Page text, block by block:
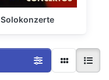
Solokonzerte